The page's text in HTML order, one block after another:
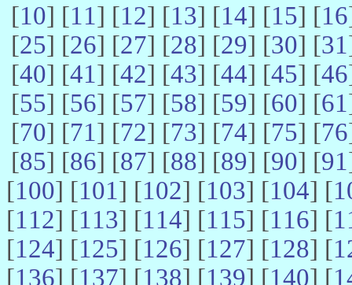
[10] [11] [12] [13] [14] [15] [16
[25] [26] [27] [28] [29] [30] [31
[40] [41] [42] [43] [44] [45] [46
[55] [56] [57] [58] [59] [60] [61
[70] [71] [72] [73] [74] [75] [76
[85] [86] [87] [88] [89] [90] [91
[100] [101] [102] [103] [104] [
[112] [113] [114] [115] [116] [
[124] [125] [126] [127] [128] [
[136] [137] [138] [139] [140] [